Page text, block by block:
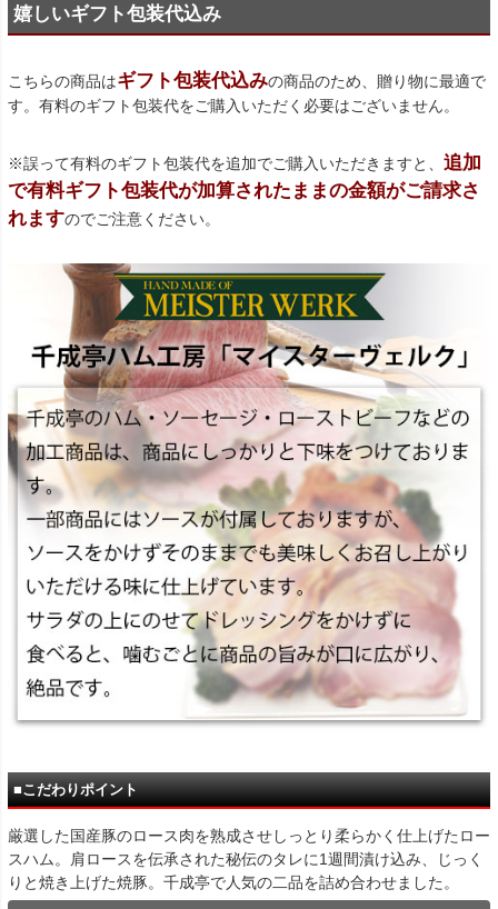
嬉しいギフト包装代込み
こちらの商品はギフト包装代込みの商品のため、贈り物に最適で
す。有料のギフト包装代をご購入いただく必要はございません。
※誤って有料のギフト包装代を追加でご購入いただきますと、 追加
で有料ギフト包装代が加算されたままの金額がご請求さ
れますのでご注意ください。
■こだわりポイント
厳選した国産豚のロース肉を熟成させしっとり柔らかく仕上げたロー
スハム。肩ロースを伝承された秘伝のタレに1週間漬け込み、じっく
りと焼き上げた焼豚。千成亭で人気の二品を詰め合わせました。